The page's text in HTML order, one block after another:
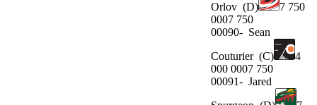
Orlov (D)
7 750
0007 750
00090- Sean
Couturier(C)
4
000 0007 750
00091- Jared